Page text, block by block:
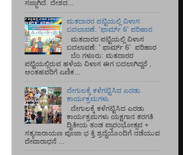
ಸಜ್ಜಾಗಿದೆ. ದೇಶದ...
ಮತದಾರರ ಪಟ್ಟಿಯಲ್ಲಿ ವಿಳಾಸ
ಬದಲಾವಣೆ: 'ಫಾರ್ಮ್ 6' ಪರಿಹಾರ
ಮತದಾರರ ಪಟ್ಟಿಯಲ್ಲಿ ವಿಳಾಸ
ಬದಲಾವಣೆ: ' ಫಾರ್ಮ್ 6' ಪರಿಹಾರ
ಬೆಂ ಗಳೂರು: ಮತದಾರರ
ಪಟ್ಟಿಯಲ್ಲಿರುವ ಹಳೆಯ ವಿಳಾಸ ಈಗ ಬದಲಾಗಿದ್ದರೆ ,
ಅಂತಹವರಿಗೆ ಎಣಿಕ...
ದೇಗುಲಕ್ಕೆ ಕಳೆಗಟ್ಟಿಸಿದ ಎರಡು
ಕಾರ್ಯಕ್ರಮಗಳು
ದೇಗುಲಕ್ಕೆ ಕಳೆಗಟ್ಟಿಸಿದ ಎರಡು
ಕಾರ್ಯಕ್ರಮಗಳು ಯಕ್ಷಗಾನ ತರಗತಿ
ದ್ವಿತೀಯ ತಂಡ ಪ್ರಾರಂಭೋತ್ಸವ +
ಸತ್ಯನಾರಾಯಣ ಪೂಜಾ ಭ ಕ್ತಿ ಶ್ರದ್ಧೆಯೊಂದಿಗೆ ನಡೆಯುವ
ದೇವಾರಾಧನೆ ...